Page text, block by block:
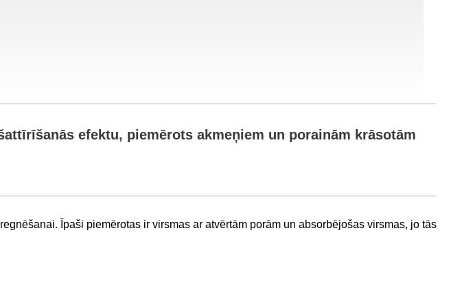
efektu, piemērots akmeņiem un porainām krāsotām
Īpaši piemērotas ir virsmas ar atvērtām porām un absorbējošas virsmas, jo tās